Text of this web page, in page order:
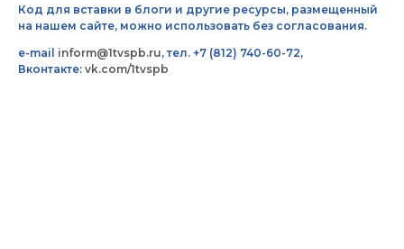
Код для вставки в блоги и другие ресурсы, размещенный
на нашем сайте, можно использовать без согласования.
e-mail inform@1tvspb.ru, тел. +7 (812) 740-60-72,
Вконтакте: vk.com/1tvspb